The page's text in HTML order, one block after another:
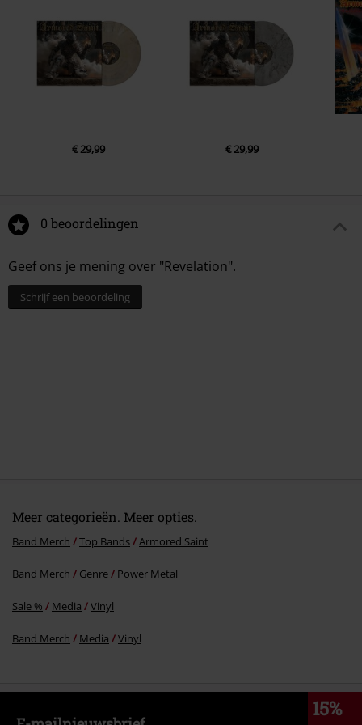
Damaged
No Me Digas (bonus track)
6. Upon My Departure
€ 29,99 € 29,99
0 beoordelingen
Geef ons je mening over "Revelation".
Schrijf een beoordeling
Meer categorieën. Meer opties.
Band Merch Top Bands Armored Saint
Band Merch Genre Power Metal
Sale % Media Vinyl
Band Merch Media Vinyl
15%